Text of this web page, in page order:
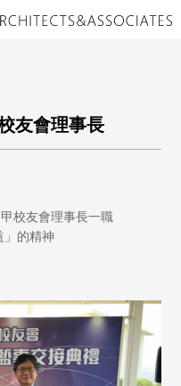
友會理事長
校友會理事長一職
的精神